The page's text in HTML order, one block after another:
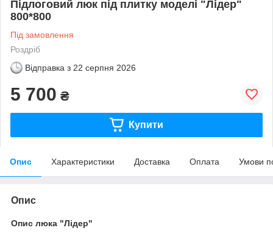
Підлоговий люк під плитку моделі "Лідер"
800*800
Під замовлення
Роздріб
Відправка з 22 серпня 2026
5 700 ₴
Купити
Опис Характеристики Доставка Оплата Умови
Опис
Опис люка "Лідер"